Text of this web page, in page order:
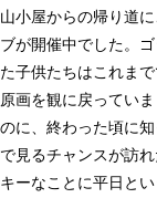
山小屋からの帰り道
ブが開催中でした。
た子供たちはこれま
原画を観に戻ってい
のに、終わった頃に
で見るチャンスが訪
キーなことに平日と